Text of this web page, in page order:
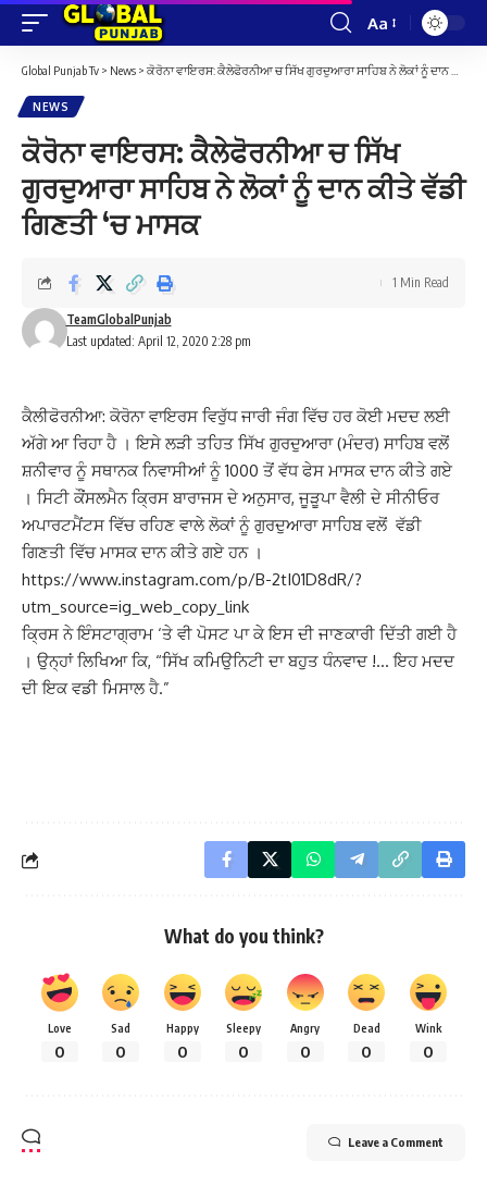
Font
Resizer
Aa
Global Punjab Tv > News > ਕੋਰੋਨਾ ਵਾਇਰਸ: ਕੈਲੇਫੋਰਨੀਆ ਚ ਸਿੱਖ ਗੁਰਦੁਆਰਾ ਸਾਹਿਬ ਨੇ ਲੋਕਾਂ ਨੂੰ ਦਾਨ ਕੀਤੇ ਵੱਡੀ ਗਿਣਤੀ ‘ਚ ਮਾਸਕ
NEWS
ਕੋਰੋਨਾ ਵਾਇਰਸ: ਕੈਲੇਫੋਰਨੀਆ ਚ ਸਿੱਖ
ਗੁਰਦੁਆਰਾ ਸਾਹਿਬ ਨੇ ਲੋਕਾਂ ਨੂੰ ਦਾਨ ਕੀਤੇ ਵੱਡੀ
ਗਿਣਤੀ ‘ਚ ਮਾਸਕ
Last updated: April 12, 2020 2:28 pm
TeamGlobalPunjab
1 Min Read
ਕੈਲੀਫੋਰਨੀਆ: ਕੋਰੋਨਾ ਵਾਇਰਸ ਵਿਰੁੱਧ ਜਾਰੀ ਜੰਗ ਵਿੱਚ ਹਰ ਕੋਈ ਮਦਦ ਲਈ
ਅੱਗੇ ਆ ਰਿਹਾ ਹੈ । ਇਸੇ ਲੜੀ ਤਹਿਤ ਸਿੱਖ ਗੁਰਦੁਆਰਾ (ਮੰਦਰ) ਸਾਹਿਬ ਵਲੋਂ
ਸ਼ਨੀਵਾਰ ਨੂੰ ਸਥਾਨਕ ਨਿਵਾਸੀਆਂ ਨੂੰ 1000 ਤੋਂ ਵੱਧ ਫੇਸ ਮਾਸਕ ਦਾਨ ਕੀਤੇ ਗਏ
। ਸਿਟੀ ਕੌਂਸਲਮੈਨ ਕ੍ਰਿਸ ਬਾਰਾਜਸ ਦੇ ਅਨੁਸਾਰ, ਜੂੜੂਪਾ ਵੈਲੀ ਦੇ ਸੀਨੀਓਰ
ਅਪਾਰਟਮੈਂਟਸ ਵਿੱਚ ਰਹਿਣ ਵਾਲੇ ਲੋਕਾਂ ਨੂੰ ਗੁਰਦੁਆਰਾ ਸਾਹਿਬ ਵਲੋਂ ਵੱਡੀ
ਗਿਣਤੀ ਵਿੱਚ ਮਾਸਕ ਦਾਨ ਕੀਤੇ ਗਏ ਹਨ ।
https://www.instagram.com/p/B-2tI01D8dR/?
utm_source=ig_web_copy_link
ਕ੍ਰਿਸ ਨੇ ਇੰਸਟਾਗ੍ਰਾਮ ‘ਤੇ ਵੀ ਪੋਸਟ ਪਾ ਕੇ ਇਸ ਦੀ ਜਾਣਕਾਰੀ ਦਿੱਤੀ ਗਈ ਹੈ
। ਉਨ੍ਹਾਂ ਲਿਖਿਆ ਕਿ, “ਸਿੱਖ ਕਮਿਉਨਿਟੀ ਦਾ ਬਹੁਤ ਧੰਨਵਾਦ !… ਇਹ ਮਦਦ
ਦੀ ਇਕ ਵਡੀ ਮਿਸਾਲ ਹੈ.”
What do you think?
Love
0
Sad
0
Happy
0
Sleepy
0
Angry
0
Dead
0
Wink
0
Leave a Comment